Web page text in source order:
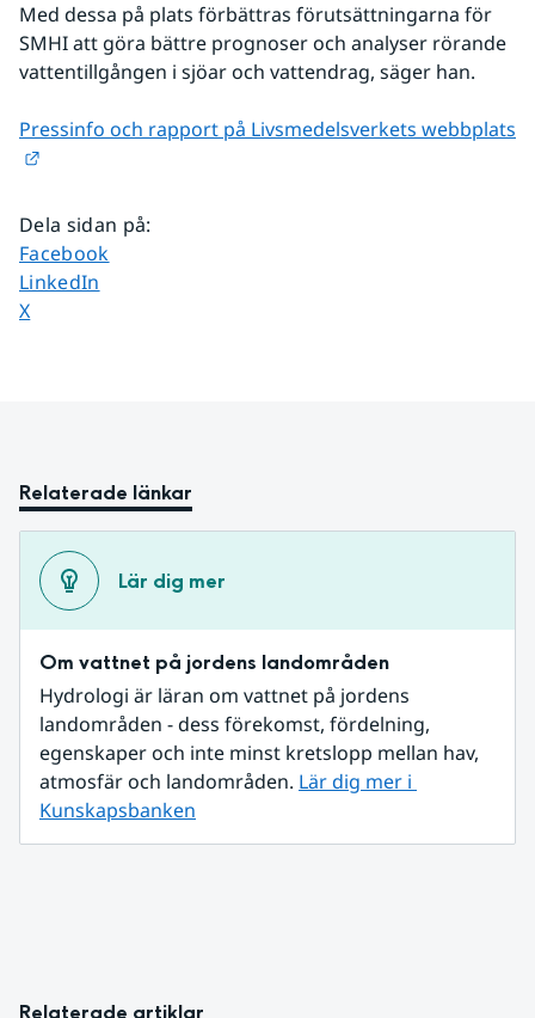
Med dessa på plats förbättras förutsättningarna för
SMHI att göra bättre prognoser och analyser rörande
vattentillgången i sjöar och vattendrag, säger han.
Pressinfo och rapport på Livsmedelsverkets webbplats
Dela sidan på:
Dela sidan på
Facebook
Dela sidan på
LinkedIn
Dela sidan på
X
Relaterade länkar
Lär dig mer
Om vattnet på jordens landområden
Hydrologi är läran om vattnet på jordens
landområden - dess förekomst, fördelning,
egenskaper och inte minst kretslopp mellan hav,
atmosfär och landområden. Lär dig mer i
Kunskapsbanken